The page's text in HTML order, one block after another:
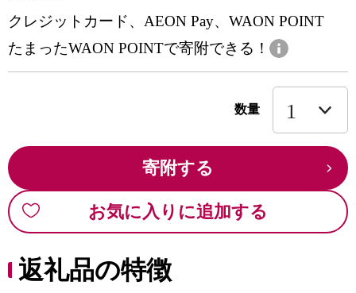
クレジットカード、AEON Pay、WAON POINT
たまったWAON POINTで寄附できる！
数量
寄附する
お気に入りに追加する
返礼品の特徴